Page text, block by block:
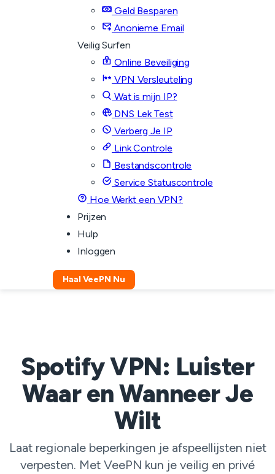
Geld Besparen
Anonieme Email
Veilig Surfen
Online Beveiliging
VPN Versleuteling
Wat is mijn IP?
DNS Lek Test
Verberg Je IP
Link Controle
Bestandscontrole
Service Statuscontrole
Hoe Werkt een VPN?
Prijzen
Hulp
Inloggen
Haal VeePN Nu
Spotify VPN: Luister
Waar en Wanneer Je
Wilt
Laat regionale beperkingen je afspeellijsten niet
verpesten. Met VeePN kun je veilig en privé